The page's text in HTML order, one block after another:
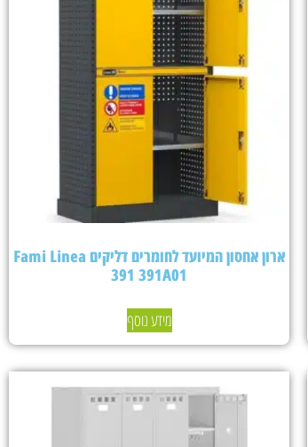
ארון אחסון המיועד לחומרים דליקים Fami Linea
391 391A01
מידע נוסף